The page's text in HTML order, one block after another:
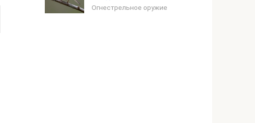
Огнестрельное оружие